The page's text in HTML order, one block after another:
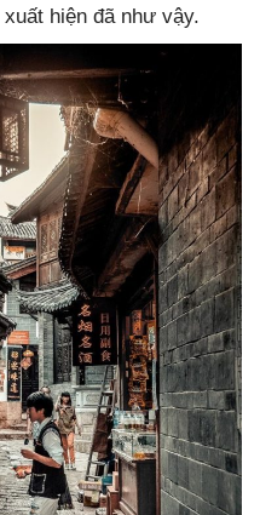
hiện đã như vậy.